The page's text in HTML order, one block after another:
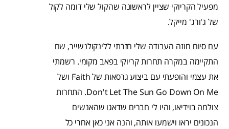
מפעיל הקריוקי שציין לראשונה שהקול שלי דומה לקול
של ג'ורג' מייקל.
עם סיום חוזה העבודה שלי חזרתי ללינקולנשייר, שם
התקיימה במקרה תחרות קריוקי בפאב מקומי. רשמתי
את עצמי והופעתי עם ביצוע גרסאות של Faith ושל
Don't Let The Sun Go Down On Me. התחרות
צולמה בוידיאו, והיו לי חברים שדאגו שהאנשים
הנכונים יראו וישמעו אותה, והנה אני כאן אחרי כל